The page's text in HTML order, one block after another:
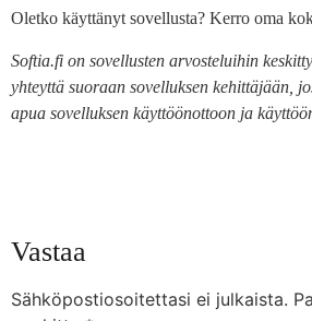
Oletko käyttänyt sovellusta? Kerro oma
Softia.fi on sovellusten arvosteluihin
yhteyttä suoraan sovelluksen kehittäjään,
apua sovelluksen käyttöönottoon ja
Vastaa
Sähköpostiosoitettasi ei julkaista.